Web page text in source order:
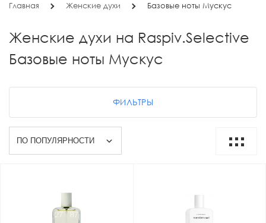
Главная Женские духи Базовые ноты Мускус
Женские духи на Raspiv.Selective
Базовые ноты Мускус
ФИЛЬТРЫ